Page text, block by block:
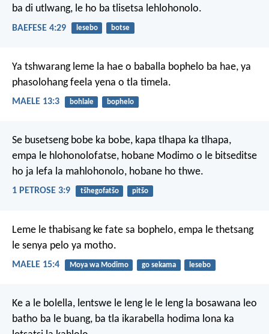
ba di utlwang, le ho ba tlisetsa lehlohonolo.
BAEFESE 4:29 lesebo botse
Ya tshwarang leme la hae o baballa bophelo ba hae, ya
phasolohang feela yena o tla timela.
MAELE 13:3 bohlale bophelo
Se busetseng bobe ka bobe, kapa tlhapa ka tlhapa,
empa le hlohonolofatse, hobane Modimo o le bitseditse
ho ja lefa la mahlohonolo, hobane ho thwe.
1 PETROSE 3:9 tšhegofatšo pitšo
Leme le thabisangke fate sa bophelo, empa le thetsang
le senya pelo ya motho.
MAELE 15:4 Moya wa Modimo go sekama lesebo
Ke a le bolella, lentswe le leng le le leng la bosawana leo
batho ba le buang, ba tla ikarabella hodima lona ka